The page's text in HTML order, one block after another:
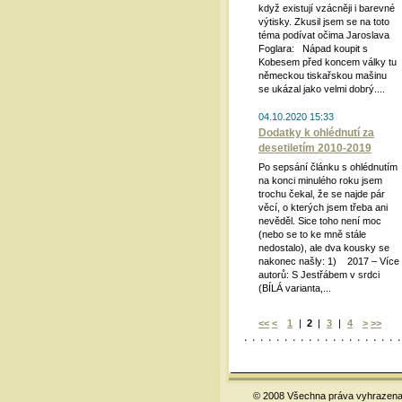
když existují vzácněji i barevné
výtisky. Zkusil jsem se na toto
téma podívat očima Jaroslava
Foglara: Nápad koupit s
Kobesem před koncem války tu
německou tiskařskou mašinu
se ukázal jako velmi dobrý....
04.10.2020 15:33
Dodatky k ohlédnutí za
desetiletím 2010-2019
Po sepsání článku s ohlédnutím
na konci minulého roku jsem
trochu čekal, že se najde pár
věcí, o kterých jsem třeba ani
nevěděl. Sice toho není moc
(nebo se to ke mně stále
nedostalo), ale dva kousky se
nakonec našly: 1) 2017 – Více
autorů: S Jestřábem v srdci
(BÍLÁ varianta,...
<< < 1 | 2 | 3 | 4 > >>
© 2008 Všechna práva